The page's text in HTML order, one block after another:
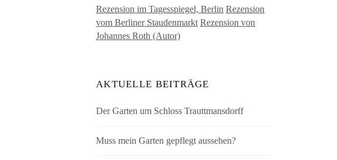
Rezension im Tagesspiegel, Berlin Rezension
vom Berliner Staudenmarkt Rezension von
Johannes Roth (Autor)
AKTUELLE BEITRÄGE
Der Garten um Schloss Trauttmansdorff
Muss mein Garten gepflegt aussehen?